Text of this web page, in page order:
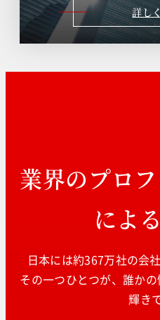
詳し
業界のプロ
によ
日本には約367万社の会
その一つひとつが、誰か
輝き